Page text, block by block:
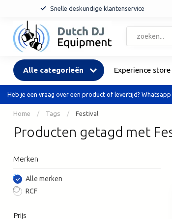
Snelle deskundige klantenservice
Alle categorieën Experience store
Heb je een vraag over een product of levertijd?
Home / Tags / Festival
Producten getagd met
Merken
Alle merken
RCF
Prijs